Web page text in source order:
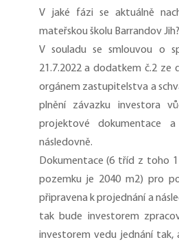
V jaké fázi se aktuálně
mateřskou školu Barrandov Jih?
V souladu se smlouvou o
21.7.2022 a dodatkem č.2 ze
orgánem zastupitelstva a
plnění závazku investora
projektové dokumentace
následovně.
Dokumentace (6 tříd z toho
pozemku je 2040 m2) pro
připravena k projednání a
tak bude investorem
investorem vedu jednání tak,